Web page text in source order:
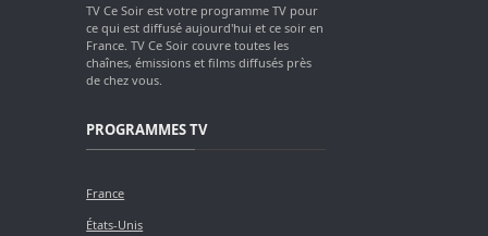
TV Ce Soir est votre programme TV pour
ce qui est diffusé aujourd'hui et ce soir en
France. TV Ce Soir couvre toutes les
chaînes, émissions et films diffusés près
de chez vous.
PROGRAMMES TV
France
États-Unis